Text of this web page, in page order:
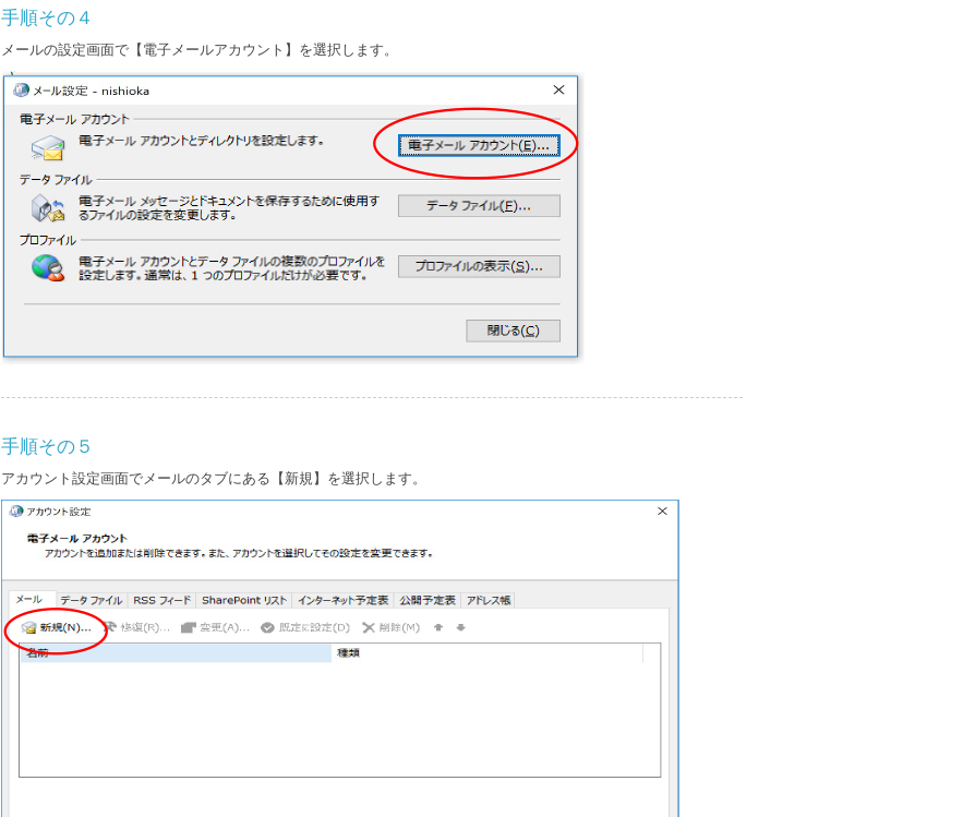
手順その４
メールの設定画面で【電子メールアカウント】を選択します。
手順その５
アカウント設定画面でメールのタブにある【新規】を選択します。